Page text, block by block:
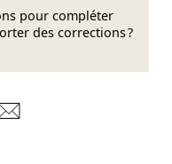
pour compléter
des corrections ?
LinkedIn
sur Mastodon
sur Bluesky
sur Facebook